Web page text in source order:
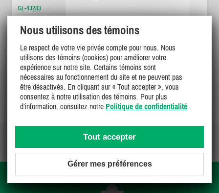
GL-43283
6 2 1
700$/ nuit DÉTAILS
Nous utilisons des témoins
Le respect de votre vie privée compte pour nous. Nous
utilisons des témoins (cookies) pour améliorer votre
expérience sur notre site. Certains témoins sont
nécessaires au fonctionnement du site et ne peuvent pas
être désactivés. En cliquant sur « Tout accepter », vous
consentez à notre utilisation des témoins. Pour plus
d’information, consultez notre Politique de confidentialité.
Tout accepter
Gérer mes préférences